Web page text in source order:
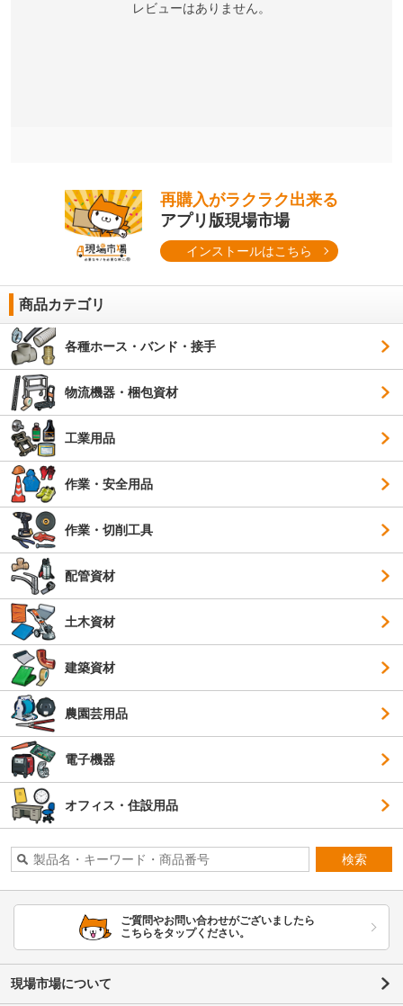
レビューはありません。
再購入がラクラク出来る
アプリ版現場市場
インストールはこちら
商品カテゴリ
各種ホース・バンド・接手
物流機器・梱包資材
工業用品
作業・安全用品
作業・切削工具
配管資材
土木資材
建築資材
農園芸用品
電子機器
オフィス・住設用品
検索
ご質問やお問い合わせがございましたら
こちらをタップください。
現場市場について